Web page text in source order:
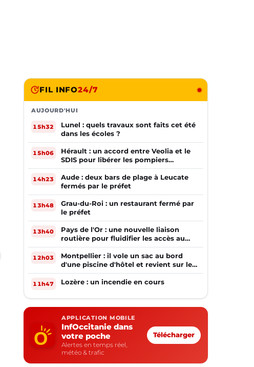
FIL INFO24/7
AUJOURD'HUI
15h32
Lunel : quels travaux sont faits cet été
dans les écoles ?
15h06
Hérault : un accord entre Veolia et le
SDIS pour libérer les pompiers
volontaires
14h23
Aude : deux bars de plage à Leucate
fermés par le préfet
13h48
Grau-du-Roi : un restaurant fermé par
le préfet
13h40
Pays de l'Or : une nouvelle liaison
routière pour fluidifier les accès au
PIOM
12h03
Montpellier : il vole un sac au bord
d'une piscine d'hôtel et revient sur les
lieux le lendemain
11h47 Lozère : un incendie en cours
APPLICATION MOBILE
InfOccitanie dans
votre poche
Alertes en temps réel,
météo & trafic
Télécharger